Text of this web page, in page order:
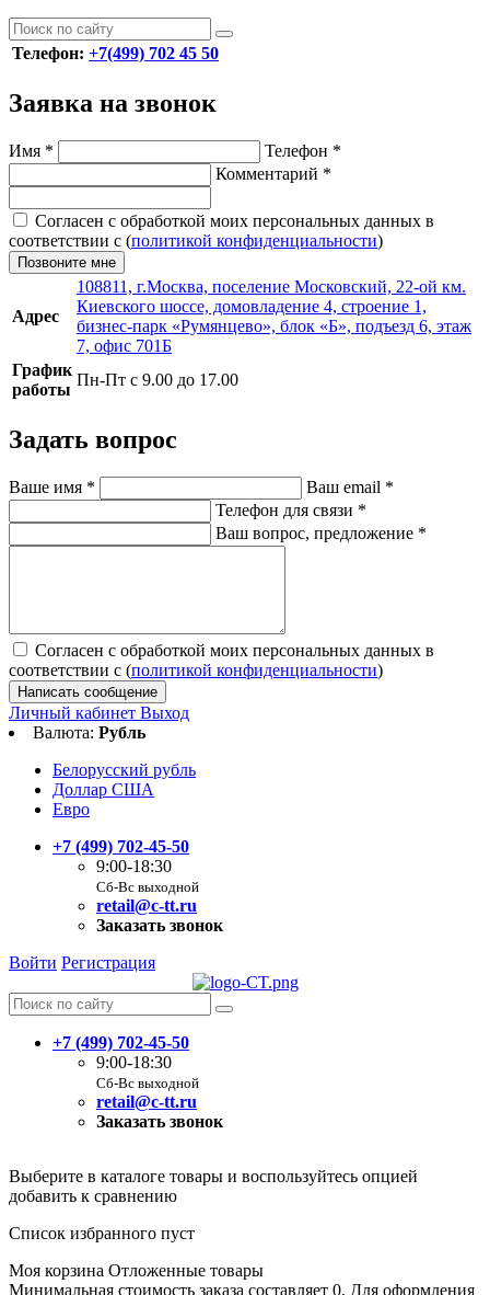
Телефон: +7(499) 702 45 50
Заявка на звонок
Имя * Телефон *
Комментарий *
Согласен с обработкой моих персональных данных в
соответствии с (политикой конфиденциальности)
Позвоните мне
Адрес
108811, г.Москва, поселение Московский, 22-ой км.
Киевского шоссе, домовладение 4, строение 1,
бизнес-парк «Румянцево», блок «Б», подъезд 6, этаж
7, офис 701Б
График
работы
Пн-Пт с 9.00 до 17.00
Задать вопрос
Ваше имя * Ваш email *
Телефон для связи *
Ваш вопрос, предложение *
Согласен с обработкой моих персональных данных в
соответствии с (политикой конфиденциальности)
Написать сообщение
Личный кабинет Выход
Валюта: Рубль
Белорусский рубль
Доллар США
Евро
+7 (499) 702-45-50
9:00-18:30
Сб-Вс выходной
retail@c-tt.ru
Заказать звонок
Войти Регистрация
+7 (499) 702-45-50
9:00-18:30
Сб-Вс выходной
retail@c-tt.ru
Заказать звонок
Выберите в каталоге товары и воспользуйтесь опцией
добавить к сравнению
Список избранного пуст
Моя корзина Отложенные товары
Минимальная стоимость заказа составляет 0. Для оформления